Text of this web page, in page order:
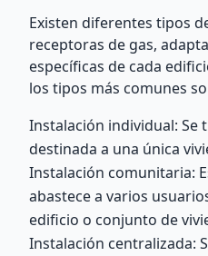
Existen diferentes tipos
receptoras de gas,
específicas de cada
los tipos más comunes
Instalación individual: Se
destinada a una única
Instalación comunitaria:
abastece a varios
edificio o conjunto de
Instalación centralizada: